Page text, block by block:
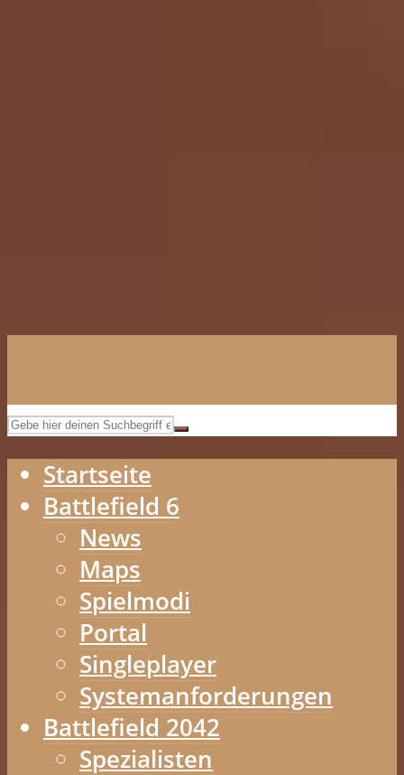
Startseite
Battlefield 6
News
Maps
Spielmodi
Portal
Singleplayer
Systemanforderungen
Battlefield 2042
Spezialisten